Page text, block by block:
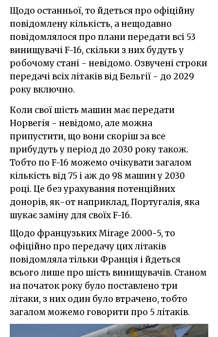
Щодо останньої, то йдеться про офіційну
повідомлену кількість, а нещодавно
повідомлялося про плани передати всі 53
винищувачі F-16, скільки з них будуть у
робочому стані - невідомо. Озвучені строки
передачі всіх літаків від Бельгії - до 2029
року включно.
Коли свої шість машин має передати
Норвегія - невідомо, але можна
припустити, що вони скоріш за все
прибудуть у період до 2030 року також.
Тобто по F-16 можемо очікувати загалом
кількість від 75 і аж до 98 машин у 2030
році. Це без урахування потенційних
донорів, як-от наприклад, Португалія, яка
шукає заміну для своїх F-16.
Щодо французьких Mirage 2000-5, то
офіційно про передачу цих літаків
повідомляла тільки Франція і йдеться
всього лише про шість винищувачів. Станом
на початок року було поставлено три
літаки, з них один було втрачено, тобто
загалом можемо говорити про 5 літаків.